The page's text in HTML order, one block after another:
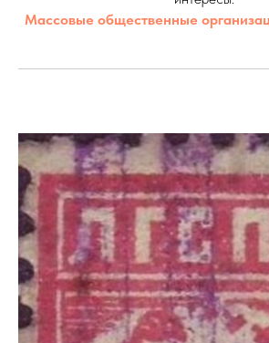
Массовые общественные